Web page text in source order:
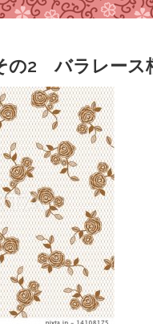
の2 バラレース